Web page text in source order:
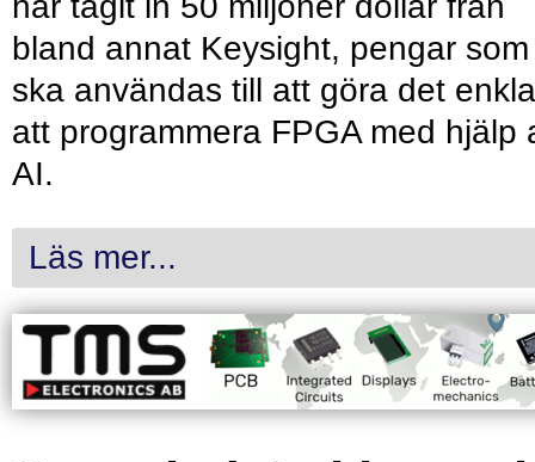
bland annat Keysight, pengar som
ska användas till att göra det
att programmera FPGA med hjälp
AI.
Läs mer...